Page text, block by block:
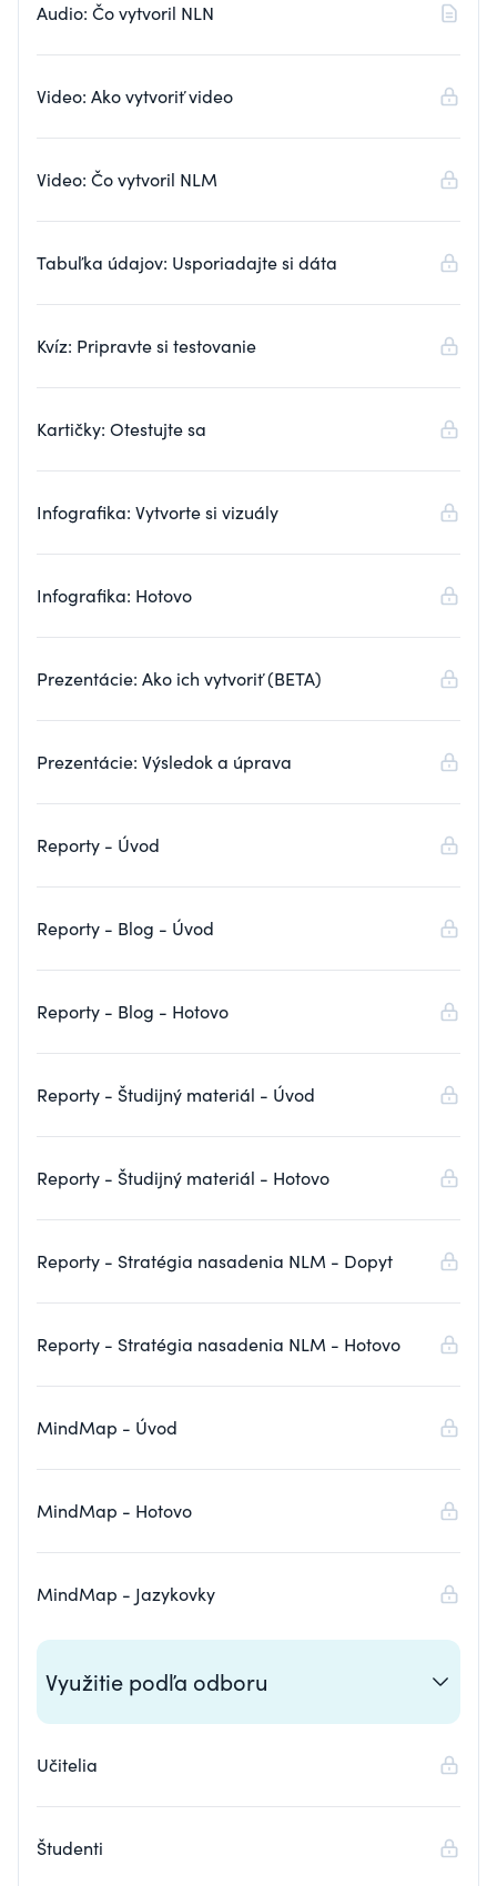
Audio: Čo vytvoril NLN
Video: Ako vytvoriť video
Video: Čo vytvoril NLM
Tabuľka údajov: Usporiadajte si dáta
Kvíz: Pripravte si testovanie
Kartičky: Otestujte sa
Infografika: Vytvorte si vizuály
Infografika: Hotovo
Prezentácie: Ako ich vytvoriť (BETA)
Prezentácie: Výsledok a úprava
Reporty - Úvod
Reporty - Blog - Úvod
Reporty - Blog - Hotovo
Reporty - Študijný materiál - Úvod
Reporty - Študijný materiál - Hotovo
Reporty - Stratégia nasadenia NLM - Dopyt
Reporty - Stratégia nasadenia NLM - Hotovo
MindMap - Úvod
MindMap - Hotovo
MindMap - Jazykovky
Využitie podľa odboru
Učitelia
Študenti